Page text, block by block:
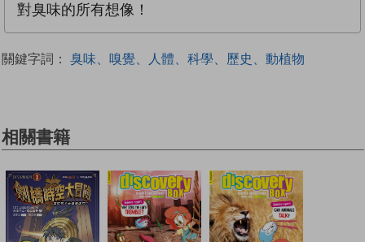
對臭味的所有想像！
關鍵字詞： 臭味、嗅覺、人體、科學、歷史、動植物
相關書籍